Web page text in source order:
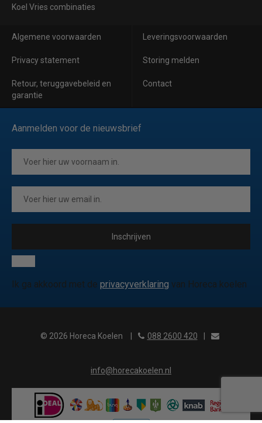
Koel Vries combinaties
Algemene voorwaarden Leveringsvoorwaarden
Privacy statement Storing melden
Retour, teruggavebeleid en
garantie
Contact
Aanmelden voor de nieuwsbrief
Inschrijven
Ik ga akkoord met de privacyverklaring van Horeca koelen
© 2026 Horeca Koelen 088 2600 420
info@horecakoelen.nl